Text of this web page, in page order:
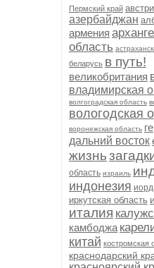
Пермский край
азербайджан
армения
область
беларусь в путь!
великобритания
владимирская
волгоградская область
вологодская
воронежская область
дальний восток
жизнь
область израиль
индонезия
иркутская область
италия
камбоджа
китай костромская
краснодарский